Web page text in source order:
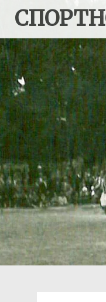
content